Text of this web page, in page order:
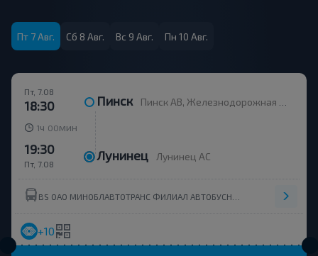
Пт 7 Авг. Сб 8 Авг. Вс 9 Авг. Пн 10 Авг.
Пт, 7.08
18:30 Пинск Пинск АВ, Железнодорожная 15
1ч 00 мин
Пт, 7.08
19:30 Лунинец Лунинец АС
+10